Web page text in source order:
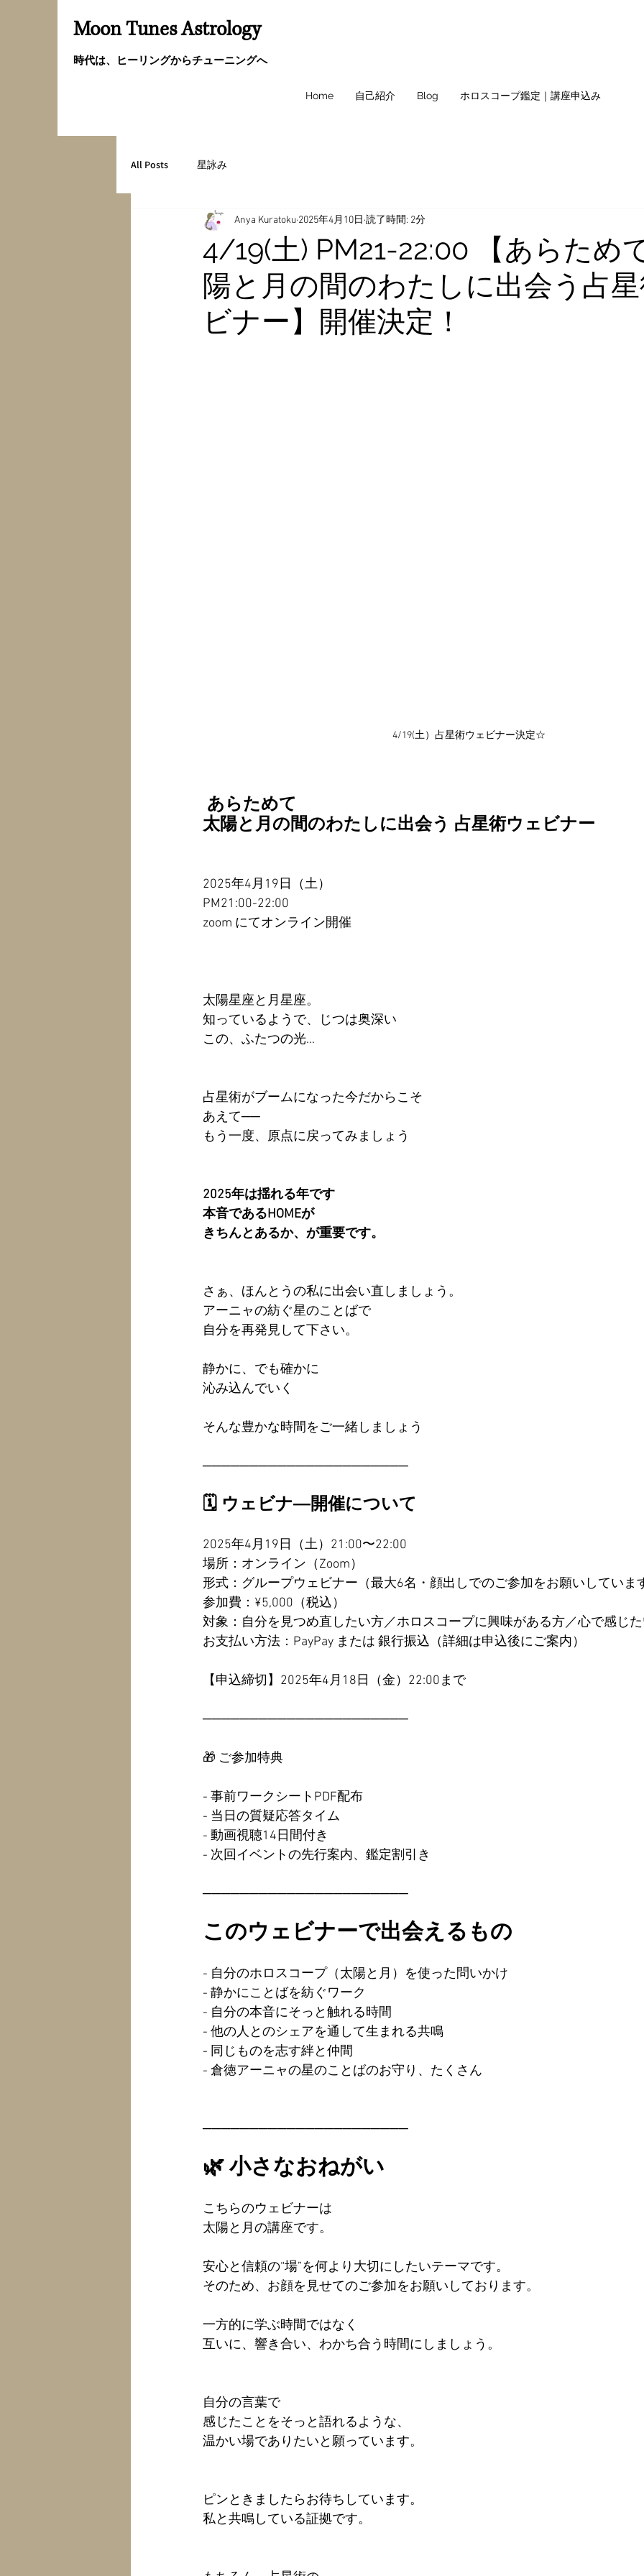
Moon Tunes Astrology
時代は、ヒーリングからチューニングへ
Home 自己紹介 Blog ホロスコープ鑑定｜講座申込み
All Posts 星詠み
4/19(土) PM21-22:00 【あらため
陽と月の間のわたしに出会う占
ビナー】開催決定！
Anya Kuratoku 2025年4月10日 読了時間: 2分
4/19(土）占星術ウェビナー決定☆
あらためて
太陽と月の間のわたしに出会う 占星術ウェビナー
2025年4月19日（土）
PM21:00-22:00
zoom にてオンライン開催
太陽星座と月星座。
知っているようで、じつは奥深い
この、ふたつの光...
占星術がブームになった今だからこそ
あえて──
もう一度、原点に戻ってみましょう
2025年は揺れる年です
本音であるHOMEが
きちんとあるか、が重要です。
さぁ、ほんとうの私に出会い直しましょう。
アーニャの紡ぐ星のことばで
自分を再発見して下さい。
静かに、でも確かに
沁み込んでいく
そんな豊かな時間をご一緒しましょう
──────────────────────
🗓 ウェビナ―開催について
2025年4月19日（土）21:00〜22:00
場所：オンライン（Zoom）
形式：グループウェビナー（最大6名・顔出しでのご参加をお願いしてい
参加費：¥5,000（税込）
対象：自分を見つめ直したい方／ホロスコープに興味がある方／心で感じ
お支払い方法：PayPay または 銀行振込（詳細は申込後にご案内）
【申込締切】2025年4月18日（金）22:00まで
──────────────────────
🎁 ご参加特典
- 事前ワークシートPDF配布
- 当日の質疑応答タイム
- 動画視聴14日間付き
- 次回イベントの先行案内、鑑定割引き
──────────────────────
このウェビナーで出会えるもの
- 自分のホロスコープ（太陽と月）を使った問いかけ
- 静かにことばを紡ぐワーク
- 自分の本音にそっと触れる時間
- 他の人とのシェアを通して生まれる共鳴
- 同じものを志す絆と仲間
- 倉徳アーニャの星のことばのお守り、たくさん
──────────────────────
🌿 小さなおねがい
こちらのウェビナーは
太陽と月の講座です。
安心と信頼の“場”を何より大切にしたいテーマです。
そのため、お顔を見せてのご参加をお願いしております。
一方的に学ぶ時間ではなく
互いに、響き合い、わかち合う時間にしましょう。
自分の言葉で
感じたことをそっと語れるような、
温かい場でありたいと願っています。
ピンときましたらお待ちしています。
私と共鳴している証拠です。